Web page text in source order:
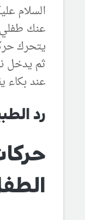
السلام
يتحرك
ثم يدخل
عند بكاء
رد